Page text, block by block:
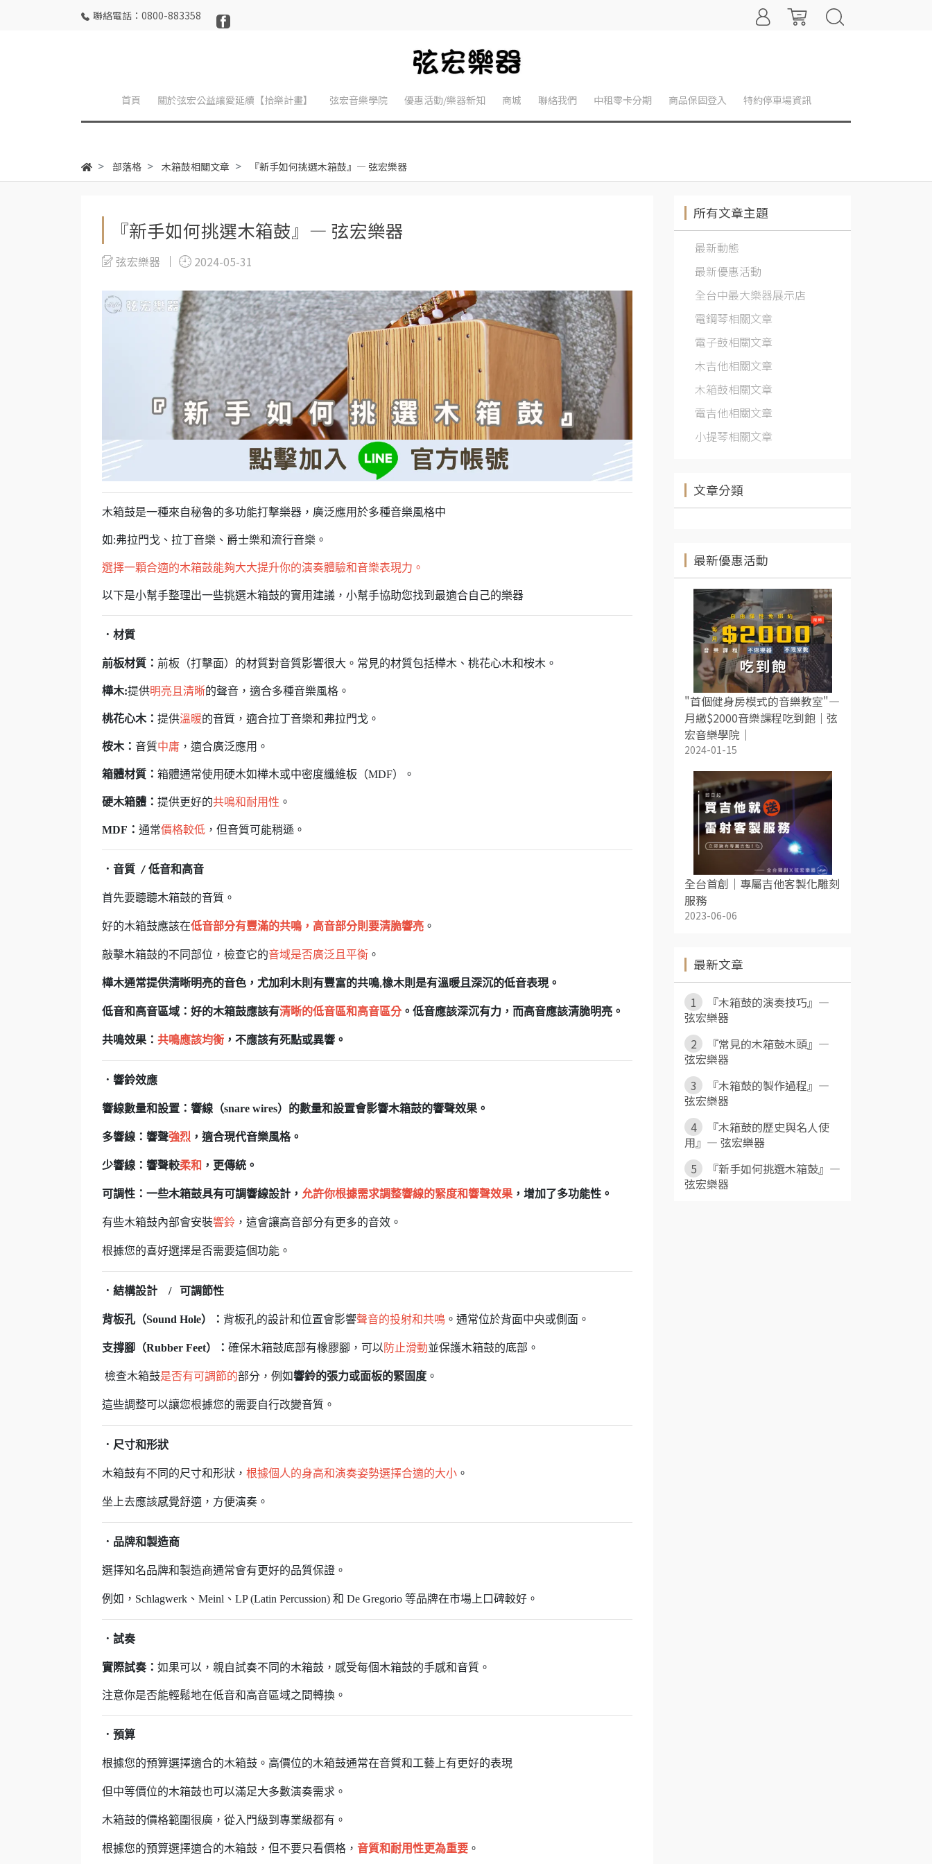
聯絡電話：0800-883358
首頁 關於弦宏公益讓愛延續【拾樂計畫】 弦宏音樂學院 優惠活動/樂器新知 商城 聯絡我們 中租零卡分期 商品保固登入 特約停車場資訊
部落格 木箱鼓相關文章 『新手如何挑選木箱鼓』— 弦宏樂器
『新手如何挑選木箱鼓』— 弦宏樂器
弦宏樂器 2024-05-31
木箱鼓是一種來自秘魯的多功能打擊樂器，廣泛應用於多種音樂風格中
如:弗拉門戈、拉丁音樂、爵士樂和流行音樂。
選擇一顆合適的木箱鼓能夠大大提升你的演奏體驗和音樂表現力。
以下是小幫手整理出一些挑選木箱鼓的實用建議，小幫手協助您找到最適合自己的樂器
． 材質
前板材質： 前板（打擊面）的材質對音質影響很大。常見的材質包括樺木、桃花心木和桉木。
樺木:提供明亮且清晰的聲音，適合多種音樂風格。
桃花心木： 提供溫暖的音質，適合拉丁音樂和弗拉門戈。
桉木： 音質中庸 ，適合廣泛應用。
箱體材質： 箱體通常使用硬木如樺木或中密度纖維板（MDF）。
硬木箱體： 提供更好的共鳴和耐用性 。
MDF： 通常價格較低 ，但音質可能稍遜。
．音質 / 低音和高音
首先要聽聽木箱鼓的音質。
好的木箱鼓應該在低音部分有豐滿的共鳴，高音部分則要清脆響亮 。
敲擊木箱鼓的不同部位，檢查它的音域是否廣泛且平衡 。
樺木通常提供清晰明亮的音色，尤加利木則有豐富的共鳴,橡木則是有溫暖且深沉的低音表現。
低音和高音區域：好的木箱鼓應該有清晰的低音區和高音區分。低音應該深沉有力，而高音應該清脆明亮。
共鳴效果： 共鳴應該均衡 ，不應該有死點或異響。
．響鈴效應
響線數量和設置：響線（snare wires）的數量和設置會影響木箱鼓的響聲效果。
多響線：響聲強烈 ，適合現代音樂風格。
少響線：響聲較柔和 ，更傳統。
可調性：一些木箱鼓具有可調響線設計， 允許你根據需求調整響線的緊度和響聲效果 ，增加了多功能性。
有些木箱鼓內部會安裝響鈴 ，這會讓高音部分有更多的音效。
根據您的喜好選擇是否需要這個功能。
．結構設計 / 可調節性
背板孔（Sound Hole）： 背板孔的設計和位置會影響聲音的投射和共鳴 。通常位於背面中央或側面。
支撐腳（Rubber Feet）： 確保木箱鼓底部有橡膠腳，可以 防止滑動並保護木箱鼓的底部。
檢查木箱鼓是否有可調節的部分，例如響鈴的張力或面板的緊固度 。
這些調整可以讓您根據您的需要自行改變音質。
．尺寸和形狀
木箱鼓有不同的尺寸和形狀， 根據個人的身高和演奏姿勢選擇合適的大小 。
坐上去應該感覺舒適，方便演奏。
． 品牌和製造商
選擇知名品牌和製造商通常會有更好的品質保證。
例如，Schlagwerk、Meinl、LP (Latin Percussion) 和 De Gregorio 等品牌在市場上口碑較好。
． 試奏
實際試奏： 如果可以，親自試奏不同的木箱鼓，感受每個木箱鼓的手感和音質。
注意你是否能輕鬆地在低音和高音區域之間轉換。
．預算
根據您的預算選擇適合的木箱鼓。高價位的木箱鼓通常在音質和工藝上有更好的表現
但中等價位的木箱鼓也可以滿足大多數演奏需求。
木箱鼓的價格範圍很廣，從入門級到專業級都有。
根據您的預算選擇適合的木箱鼓，但不要只看價格， 音質和耐用性更為重要 。
所有文章主題
最新動態
最新優惠活動
全台中最大樂器展示店
電鋼琴相關文章
電子鼓相關文章
木吉他相關文章
木箱鼓相關文章
電吉他相關文章
小提琴相關文章
文章分類
最新優惠活動
"首個健身房模式的音樂教室"—
月繳$2000音樂課程吃到飽｜弦
宏音樂學院｜
2024-01-15
全台首創｜專屬吉他客製化雕刻
服務
2023-06-06
最新文章
1
『木箱鼓的演奏技巧』—
弦宏樂器
2
『常見的木箱鼓木頭』—
弦宏樂器
3
『木箱鼓的製作過程』—
弦宏樂器
4
『木箱鼓的歷史與名人使
用』— 弦宏樂器
5
『新手如何挑選木箱鼓』—
弦宏樂器